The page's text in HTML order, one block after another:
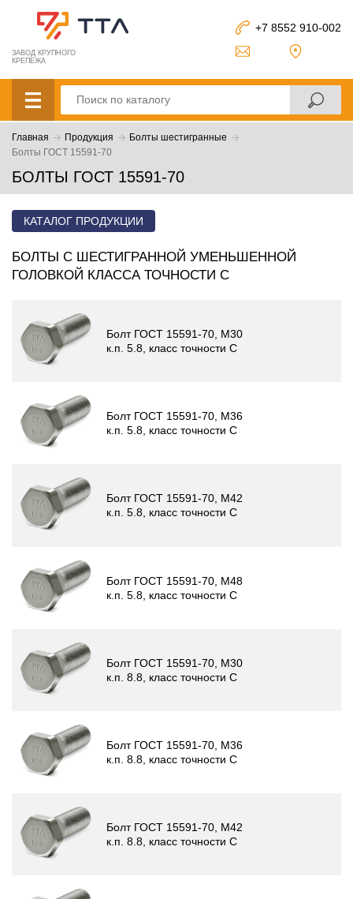
ЗАВОД КРУПНОГО
КРЕПЕЖА
+7 8552 910-002
Главная Продукция
Болты шестигранные
Болты ГОСТ 15591-70
БОЛТЫ ГОСТ 15591-70
КАТАЛОГ ПРОДУКЦИИ
БОЛТЫ С ШЕСТИГРАННОЙ УМЕНЬШЕННОЙ
ГОЛОВКОЙ КЛАССА ТОЧНОСТИ С
Болт ГОСТ 15591-70, М30
к.п. 5.8, класс точности C
Болт ГОСТ 15591-70, М36
к.п. 5.8, класс точности C
Болт ГОСТ 15591-70, М42
к.п. 5.8, класс точности C
Болт ГОСТ 15591-70, М48
к.п. 5.8, класс точности C
Болт ГОСТ 15591-70, М30
к.п. 8.8, класс точности C
Болт ГОСТ 15591-70, М36
к.п. 8.8, класс точности C
Болт ГОСТ 15591-70, М42
к.п. 8.8, класс точности C